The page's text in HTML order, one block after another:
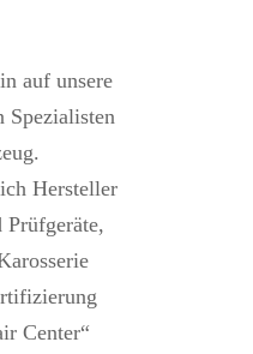
auf unsere
Spezialisten
Hersteller
Prüfgeräte,
Center“